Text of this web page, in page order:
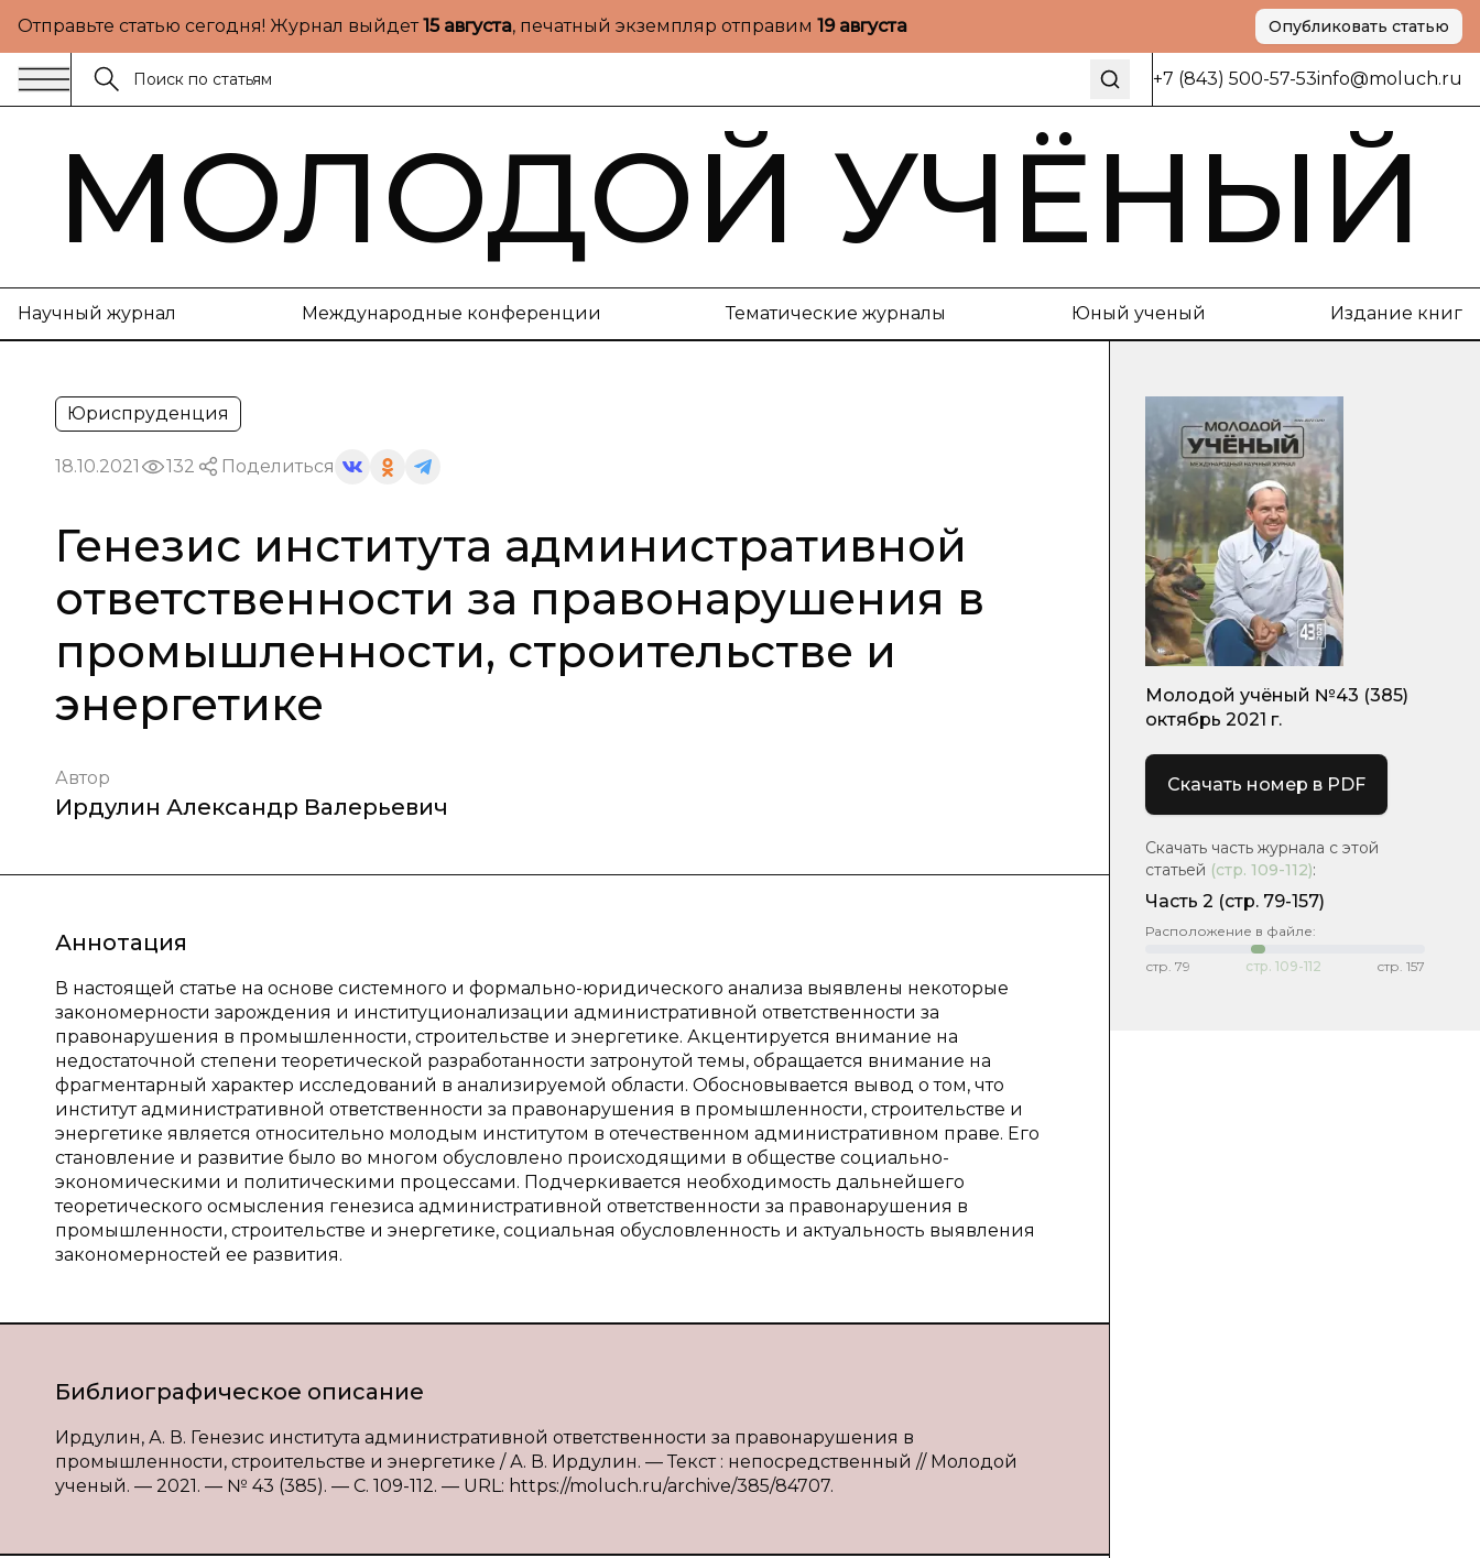
Отправьте статью сегодня! Журнал выйдет15 августа, печатный экземпляр отправим 19 августа Опубликовать статью
+7 (843) 500-57-53info@moluch.ru
МОЛОДОЙ УЧЁНЫЙ
Научный журнал Международные конференции Тематические журналы Юный ученый Издание книг
Юриспруденция
18.10.2021 132 Поделиться
Генезис института административной
ответственности за правонарушения в
промышленности, строительстве и
энергетике
Автор
Ирдулин Александр Валерьевич
Аннотация
В настоящей статье на основе системного и формально-юридического анализа выявлены некоторые
закономерности зарождения и институционализации административной ответственности за
правонарушения в промышленности, строительстве и энергетике. Акцентируется внимание на
недостаточной степени теоретической разработанности затронутой темы, обращается внимание на
фрагментарный характер исследований в анализируемой области. Обосновывается вывод о том, что
институт административной ответственности за правонарушения в промышленности, строительстве и
энергетике является относительно молодым институтом в отечественном административном праве. Его
становление и развитие было во многом обусловлено происходящими в обществе социально-
экономическими и политическими процессами. Подчеркивается необходимость дальнейшего
теоретического осмысления генезиса административной ответственности за правонарушения в
промышленности, строительстве и энергетике, социальная обусловленность и актуальность выявления
закономерностей ее развития.
Библиографическое описание
Ирдулин, А. В. Генезис института административной ответственности за правонарушения в
промышленности, строительстве и энергетике / А. В. Ирдулин. — Текст : непосредственный // Молодой
ученый. — 2021. — № 43 (385). — С. 109-112. — URL: https://moluch.ru/archive/385/84707.
Молодой учёный №43 (385)
октябрь 2021 г.
Скачать номер в PDF
Скачать часть журнала с этой
статьей (стр. 109-112):
Часть 2 (стр. 79-157)
Расположение в файле:
стр. 79 стр. 109-112 стр. 157